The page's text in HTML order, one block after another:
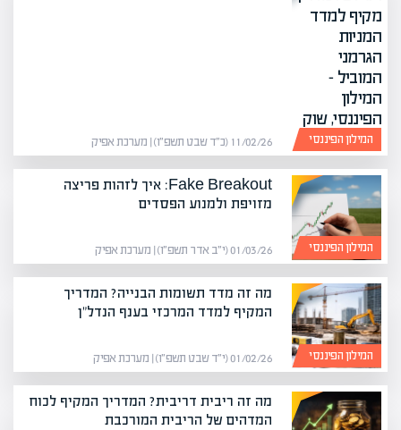
המילון הפיננסי 11/02/26 (כ״ד שבט תשפ״ו) | מערכת אפיק
המילון הפיננסי
Fake Breakout: איך לזהות פריצה
מזויפת ולמנוע הפסדים
01/03/26 (י״ב אדר תשפ״ו) | מערכת אפיק
המילון הפיננסי
מה זה מדד תשומות הבנייה? המדריך
המקיף למדד המרכזי בענף הנדל"ן
01/02/26 (י״ד שבט תשפ״ו) | מערכת אפיק
מה זה ריבית דריבית? המדריך המקיף לכוח
המדהים של הריבית המורכבת